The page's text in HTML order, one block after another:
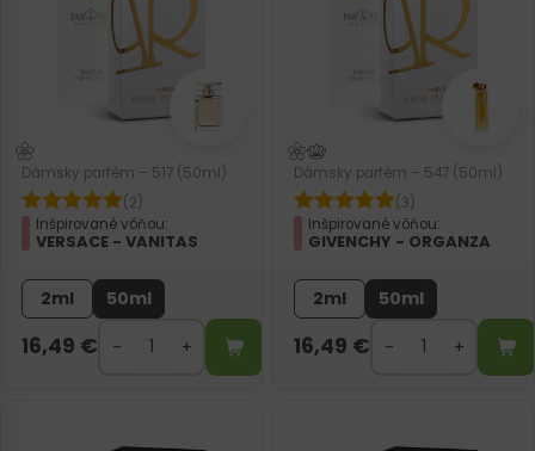
Dámsky parfém – 517 (50ml)
(2)
Inšpirované vôňou:
VERSACE - VANITAS
2ml 50ml
16,49 €
Dámsky parfém – 547 (50ml)
(3)
Inšpirované vôňou:
GIVENCHY - ORGANZA
2ml 50ml
16,49 €